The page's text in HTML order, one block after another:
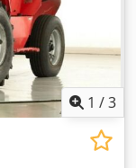
1 /3